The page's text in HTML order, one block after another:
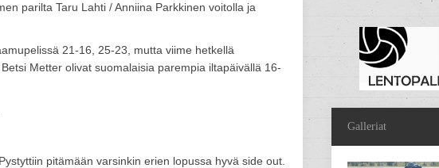
parilta Taru Lahti / Anniina Parkkinen voitolla ja
21-16, 25-23, mutta viime hetkellä
Metter olivat suomalaisia parempia iltapäivällä 16-
pitämään varsinkin erien lopussa hyvä side out.
Galleriat